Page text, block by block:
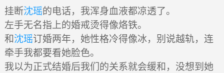
挂断沈瑶的电话，我浑身血液都凉透了。
左手无名指上的婚戒烫得像烙铁。
和沈瑶订婚两年，她性格冷得像冰，别说越轨，连
牵手我都要看她脸色。
我以为正式结婚后我们的关系就会缓和，没想到她